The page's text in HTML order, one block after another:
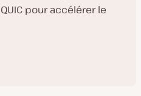
pour accélérer le